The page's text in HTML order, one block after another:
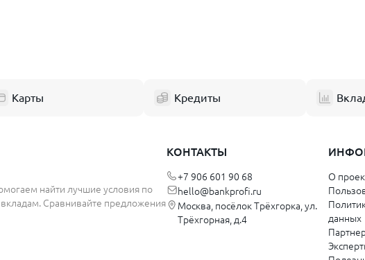
Карты Кредиты
найти лучшие условия по
Сравнивайте предложения
КОНТАКТЫ
+7 906 601 90 68
hello@bankprofi.ru
Москва, посёлок Трёхгорка, ул.
Трёхгорная, д.4
О
данных